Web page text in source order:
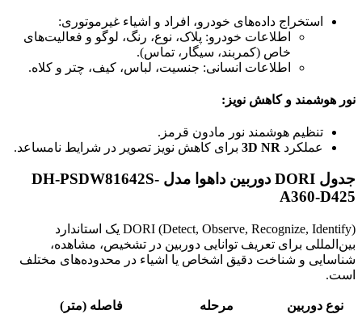
استخراج داده‌های خودرو، افراد و اشیاء غیرموتوری:
اطلاعات خودرو: پلاک، نوع، رنگ، لوگو و فعالیت‌های
خاص (کمربند، سیگار، تماس).
اطلاعات انسانی: جنسیت، لباس، کیف، چتر و کلاه.
نور هوشمند و کاهش نویز:
تنظیم هوشمند نور مادون قرمز.
عملکرد 3D NR برای کاهش نویز تصویر در شرایط نامساعد.
جدول DORI دوربین داهوا مدل DH-PSDW81642S-
A360-D425
DORI (Detect, Observe, Recognize, Identify) یک استاندارد
بین‌المللی برای تعریف توانایی دوربین در تشخیص، مشاهده،
شناسایی و شناخت دقیق اشخاص یا اشیاء در محدوده‌های مختلف
است.
نوع دوربین مرحله
فاصله (متر)